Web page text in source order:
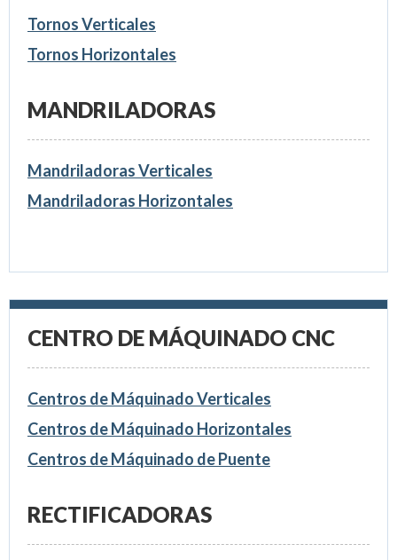
Tornos Verticales
Tornos Horizontales
MANDRILADORAS
Mandriladoras Verticales
Mandriladoras Horizontales
CENTRO DE MÁQUINADO CNC
Centros de Máquinado Verticales
Centros de Máquinado Horizontales
Centros de Máquinado de Puente
RECTIFICADORAS